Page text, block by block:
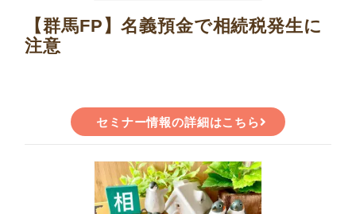
【群馬FP】名義預金で相続税発生に
注意
セミナー情報の詳細はこちら